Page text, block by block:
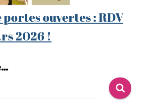
ouvertes : RDV
2026 !